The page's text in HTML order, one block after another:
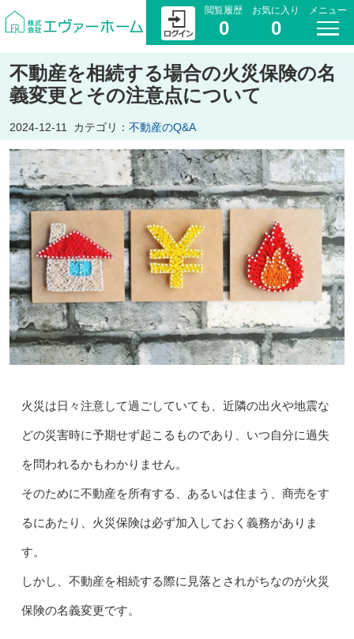
閲覧履歴
0
お気に入り
0
メニュー
不動産を相続する場合の火災保険の名
義変更とその注意点について
2024-12-11 カテゴリ： 不動産のQ&A
火災は日々注意して過ごしていても、近隣の出火や地震な
どの災害時に予期せず起こるものであり、いつ自分に過失
を問われるかもわかりません。
そのために不動産を所有する、あるいは住まう、商売をす
るにあたり、火災保険は必ず加入しておく義務がありま
す。
しかし、不動産を相続する際に見落とされがちなのが火災
保険の名義変更です。